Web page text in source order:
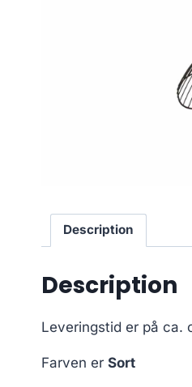
Description
Description
Leveringstid er på ca.
Farven er Sort